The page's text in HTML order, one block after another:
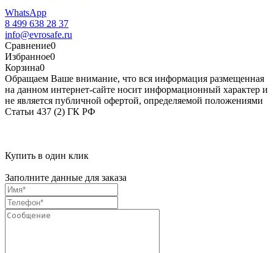
WhatsApp
8 499 638 28 37
info@evrosafe.ru
Сравнение0
Избранное0
Корзина0
Обращаем Ваше внимание, что вся информация размещенная
на данном интернет-сайте носит информационный характер и
не является публичной офертой, определяемой положениями
Статьи 437 (2) ГК РФ
Купить в один клик
Заполните данные для заказа